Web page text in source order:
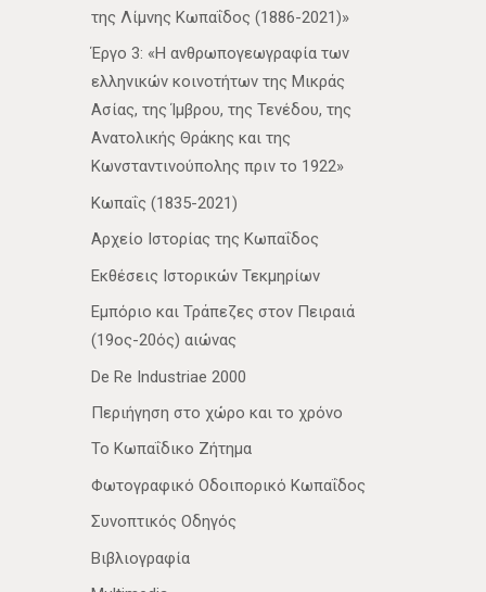
της Λίμνης Κωπαΐδος (1886-2021)»
Έργο 3: «Η ανθρωπογεωγραφία των
ελληνικών κοινοτήτων της Μικράς
Ασίας, της Ίμβρου, της Τενέδου, της
Ανατολικής Θράκης και της
Κωνσταντινούπολης πριν το 1922»
Κωπαΐς (1835-2021)
Αρχείο Ιστορίας της Κωπαΐδος
Εκθέσεις Ιστορικών Τεκμηρίων
Εμπόριο και Τράπεζες στον Πειραιά
(19ος-20ός) αιώνας
De Re Industriae 2000
Περιήγηση στο χώρο και το χρόνο
Το Κωπαΐδικο Ζήτημα
Φωτογραφικό Οδοιπορικό Κωπαΐδος
Συνοπτικός Οδηγός
Βιβλιογραφία